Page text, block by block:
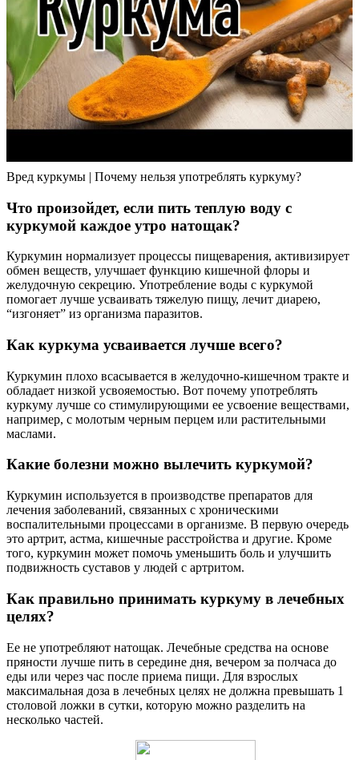
Вред куркумы | Почему нельзя употреблять куркуму?
Что произойдет, если пить теплую воду с
куркумой каждое утро натощак?
Куркумин нормализует процессы пищеварения, активизирует
обмен веществ, улучшает функцию кишечной флоры и
желудочную секрецию. Употребление воды с куркумой
помогает лучше усваивать тяжелую пищу, лечит диарею,
“изгоняет” из организма паразитов.
Как куркума усваивается лучше всего?
Куркумин плохо всасывается в желудочно-кишечном тракте и
обладает низкой усвояемостью. Вот почему употреблять
куркуму лучше со стимулирующими ее усвоение веществами,
например, с молотым черным перцем или растительными
маслами.
Какие болезни можно вылечить куркумой?
Куркумин используется в производстве препаратов для
лечения заболеваний, связанных с хроническими
воспалительными процессами в организме. В первую очередь
это артрит, астма, кишечные расстройства и другие. Кроме
того, куркумин может помочь уменьшить боль и улучшить
подвижность суставов у людей с артритом.
Как правильно принимать куркуму в лечебных
целях?
Ее не употребляют натощак. Лечебные средства на основе
пряности лучше пить в середине дня, вечером за полчаса до
еды или через час после приема пищи. Для взрослых
максимальная доза в лечебных целях не должна превышать 1
столовой ложки в сутки, которую можно разделить на
несколько частей.